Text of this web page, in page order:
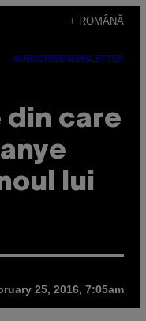
+ ROMÂNĂ
SUBSCRIBENEWSLETTER
din care
lui
25, 2016, 7:05am